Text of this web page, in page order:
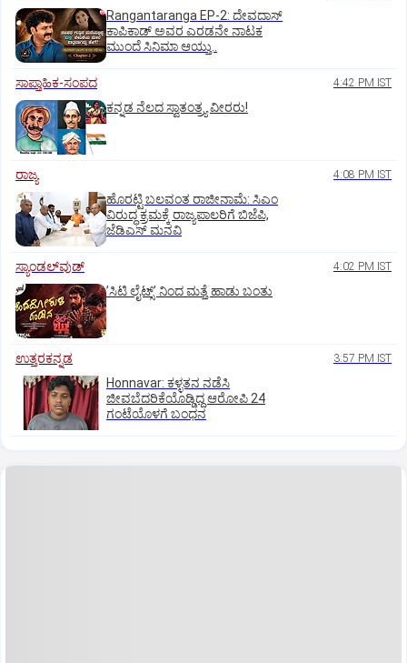
Rangantaranga EP-2: ದೇವದಾಸ್
ಕಾಪಿಕಾಡ್‌ ಅವರ ಎರಡನೇ ನಾಟಕ
ಮುಂದೆ ಸಿನಿಮಾ ಆಯ್ತು..
ಸಾಪ್ತಾಹಿಕ-ಸಂಪದ 4:42 PM IST
ಕನ್ನಡ ನೆಲದ ಸ್ವಾತಂತ್ರ್ಯ ವೀರರು!
ರಾಜ್ಯ 4:08 PM IST
ಹೊರಟ್ಟಿ ಬಲವಂತ ರಾಜೀನಾಮೆ: ಸಿಎಂ
ವಿರುದ್ಧ ಕ್ರಮಕ್ಕೆ ರಾಜ್ಯಪಾಲರಿಗೆ ಬಿಜೆಪಿ,
ಜೆಡಿಎಸ್ ಮನವಿ
ಸ್ಯಾಂಡಲ್‌ವುಡ್‌ 4:02 PM IST
ʼಸಿಟಿ ಲೈಟ್ಸ್‌ʼ ನಿಂದ ಮತ್ತೆ ಹಾಡು ಬಂತು
ಉತ್ತರಕನ್ನಡ 3:57 PM IST
Honnavar: ಕಳ್ಳತನ ನಡೆಸಿ
ಜೀವಬೆದರಿಕೆಯೊಡ್ಡಿದ್ದ ಆರೋಪಿ 24
ಗಂಟೆಯೊಳಗೆ ಬಂಧನ